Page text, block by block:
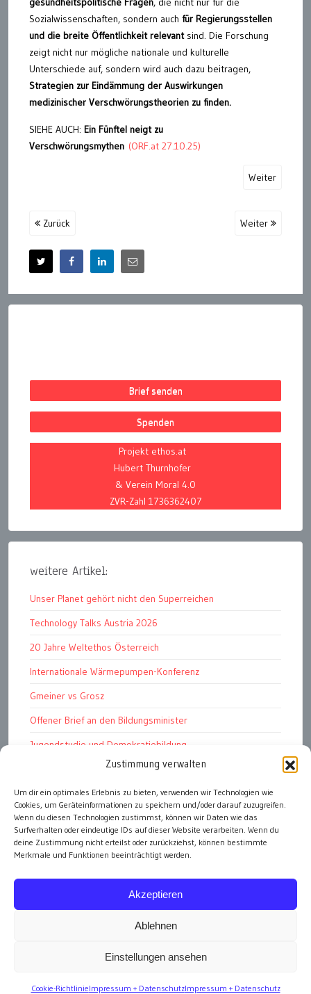
Zustimmung verwalten
Um dir ein optimales Erlebnis zu bieten, verwenden wir Technologien wie
Cookies, um Geräteinformationen zu speichern und/oder darauf zuzugreifen.
Wenn du diesen Technologien zustimmst, können wir Daten wie das
Surfverhalten oder eindeutige IDs auf dieser Website verarbeiten. Wenn du
deine Zustimmung nicht erteilst oder zurückziehst, können bestimmte
Merkmale und Funktionen beeinträchtigt werden.
Akzeptieren
Ablehnen
Einstellungen ansehen
Cookie-RichtlinieImpressum + DatenschutzImpressum + Datenschutz
Sozialwissenschaften, sondern auch für Regierungsstellen
und die breite Öffentlichkeit relevantsind. Die Forschung
zeigt nicht nur mögliche nationale und kulturelle
Unterschiede auf, sondern wird auch dazu beitragen,
Strategien zur Eindämmung der Auswirkungen
medizinischer Verschwörungstheorien zu finden.
SIEHE AUCH: Ein Fünftel neigt zu
Verschwörungsmythen (ORF.at 27.10.25)
Weiter
Zurück Weiter
Brief senden
Spenden
Projekt ethos.at
Hubert Thurnhofer
& Verein Moral 4.0
ZVR-Zahl 1736362407
weitere Artikel:
Unser Planet gehört nicht den Superreichen
Technology Talks Austria 2026
20 Jahre Weltethos Österreich
Internationale Wärmepumpen-Konferenz
Gmeiner vs Grosz
Offener Brief an den Bildungsminister
Jugendstudie und Demokratiebildung
Solschenizyn, Dugin und der Westen
Finanzindustrie manipuliert Schüler
Chemtrails Contrails Geoengineering
alle Artikel
Impressum